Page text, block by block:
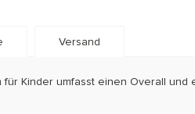
Versand
für Kinder umfasst einen Overall und